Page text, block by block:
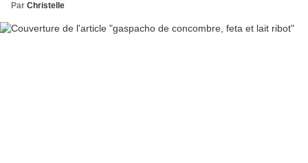
Par Christelle